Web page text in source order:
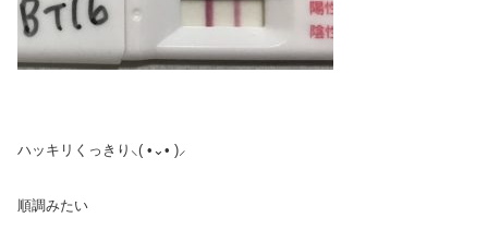
ハッキリくっきり‪⸜( •⌄• )⸝‬
順調みたい